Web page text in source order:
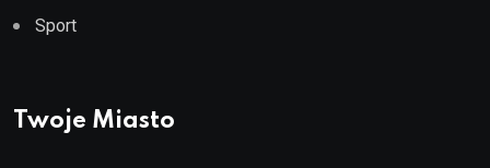
Sport
Twoje Miasto